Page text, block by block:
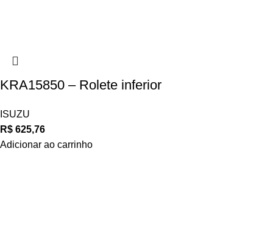
KRA15850 – Rolete inferior
ISUZU
R$ 625,76
Adicionar ao carrinho